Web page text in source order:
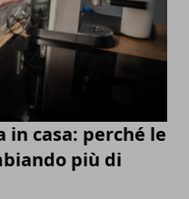
in casa: perché le
più di